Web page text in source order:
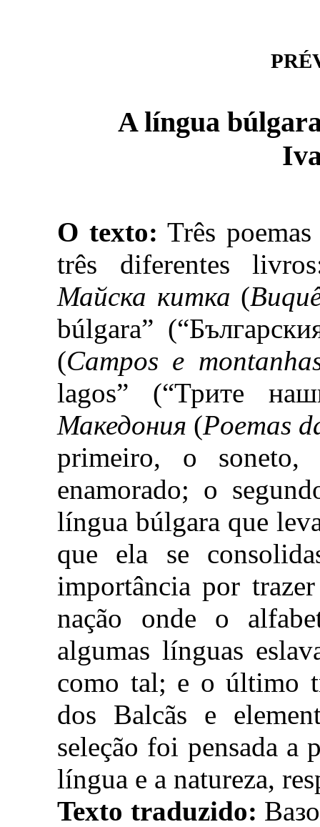
A língua
O texto: Três
três diferentes
Майска китка (
búlgara”
(Campos e
lagos” (“Трите
Македония (Poemas
primeiro, o
enamorado; o
língua búlgara que
que ela se
importância por
nação onde o
algumas línguas
como tal; e o último
dos Balcãs e
seleção foi pensada a
língua e a natureza,
Texto traduzido: